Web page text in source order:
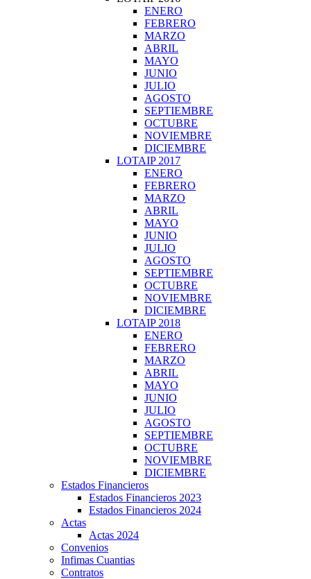
ENERO
FEBRERO
MARZO
ABRIL
MAYO
JUNIO
JULIO
AGOSTO
SEPTIEMBRE
OCTUBRE
NOVIEMBRE
DICIEMBRE
LOTAIP 2017
ENERO
FEBRERO
MARZO
ABRIL
MAYO
JUNIO
JULIO
AGOSTO
SEPTIEMBRE
OCTUBRE
NOVIEMBRE
DICIEMBRE
LOTAIP 2018
ENERO
FEBRERO
MARZO
ABRIL
MAYO
JUNIO
JULIO
AGOSTO
SEPTIEMBRE
OCTUBRE
NOVIEMBRE
DICIEMBRE
Estados Financieros
Estados Financieros 2023
Estados Financieros 2024
Actas
Actas 2024
Convenios
Infimas Cuantias
Contratos